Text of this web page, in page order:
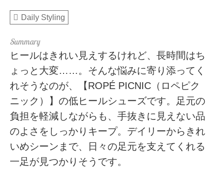
Daily Styling
ヒールはきれい見えするけれど、長時間はち
ょっと大変……。そんな悩みに寄り添ってく
れそうなのが、【ROPÉ PICNIC（ロペピク
ニック）】の低ヒールシューズです。足元の
負担を軽減しながらも、手抜きに見えない品
のよさをしっかりキープ。デイリーからきれ
いめシーンまで、日々の足元を支えてくれる
一足が見つかりそうです。